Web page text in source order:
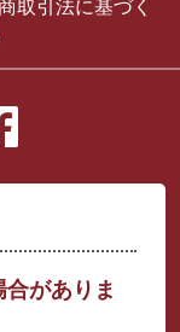
取引法に基づく
がありま